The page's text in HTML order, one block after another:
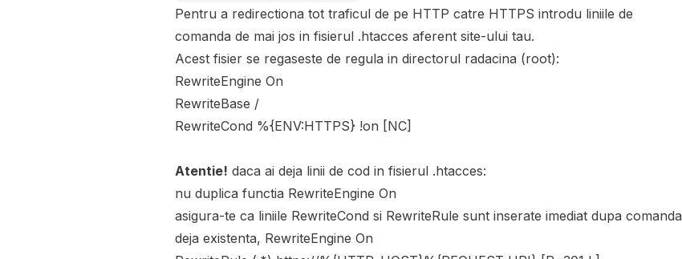
Pentru a redirectiona tot traficul de pe HTTP catre HTTPS introdu liniile de
comanda de mai jos in fisierul .htacces aferent site-ului tau.
Acest fisier se regaseste de regula in directorul radacina (root):
RewriteEngine On
RewriteBase /
RewriteCond %{ENV:HTTPS} !on [NC]
Atentie! daca ai deja linii de cod in fisierul .htacces:
nu duplica functia RewriteEngine On
asigura-te ca liniile RewriteCond si RewriteRule sunt inserate imediat dupa comanda
deja existenta, RewriteEngine On